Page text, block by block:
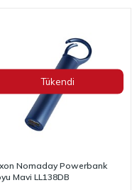
Tükendi
Nomaday Powerbank
Mavi LL138DB